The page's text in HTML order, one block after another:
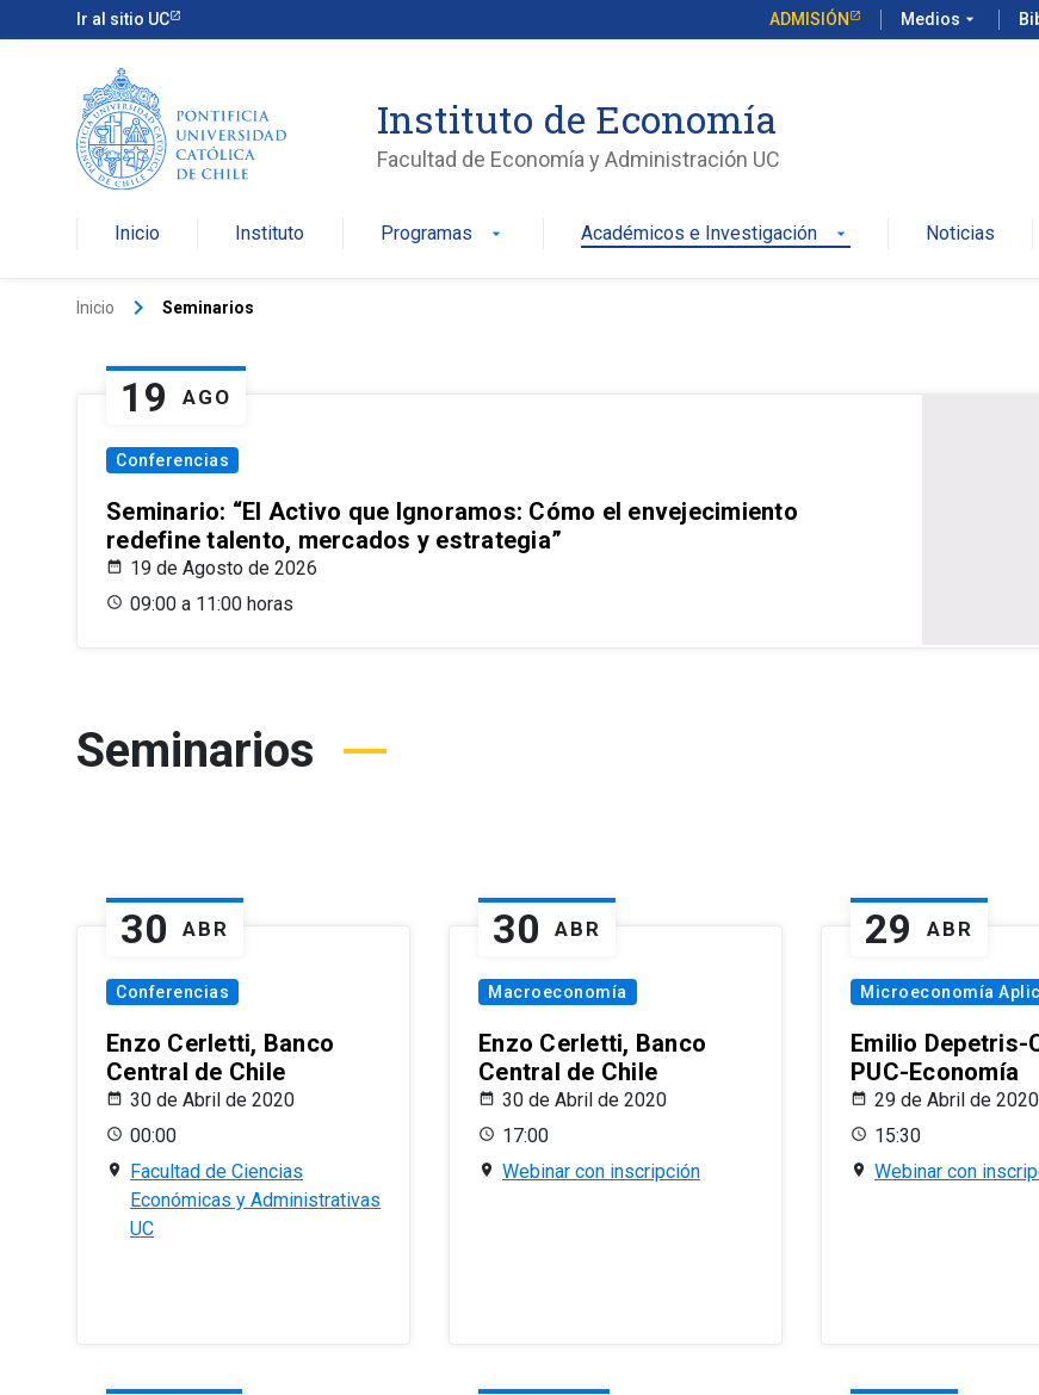
Ir al sitio UC ADMISIÓN Medios arrow_drop_down
Instituto de Economía
Facultad de Economía y Administración UC
Inicio Instituto Programas arrow_drop_down Académicos e Investigación arrow_drop_down Noticias
Inicio keyboard_arrow_right Seminarios
19 AGO
Conferencias
Seminario: “El Activo que Ignoramos: Cómo el envejecimiento
redefine talento, mercados y estrategia”
19 de Agosto de 2026
09:00 a 11:00 horas
Seminarios
30 ABR
Conferencias
Enzo Cerletti, Banco
Central de Chile
30 de Abril de 2020
00:00
Facultad de Ciencias
Económicas y Administrativas
UC
30 ABR
Macroeconomía
Enzo Cerletti, Banco
Central de Chile
30 de Abril de 2020
17:00
Webinar con inscripción
29 ABR
Microeconomía
Emilio Depetris-
PUC-Economía
29 de Abril de 2020
15:30
Webinar con